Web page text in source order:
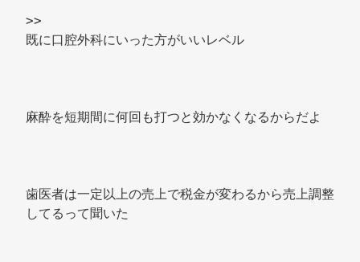
>>
既に口腔外科にいった方がいいレベル
麻酔を短期間に何回も打つと効かなくなるからだよ
歯医者は一定以上の売上で税金が変わるから売上調整
してるって聞いた